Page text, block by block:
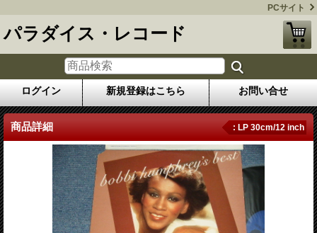
PCサイト
パラダイス・レコード
ログイン 新規登録はこちら お問い合せ
商品詳細 : LP 30cm/12 inch